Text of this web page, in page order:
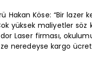
Hakan Köse: “Bir lazer
yüksek maliyetler söz
Laser firması,
neredeyse kargo ücreti